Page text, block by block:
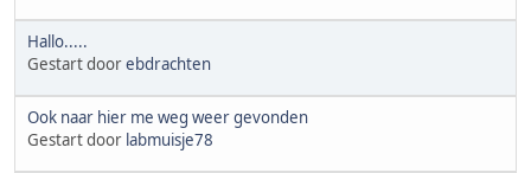
Hallo.....
Gestart doorebdrachten
Ook naar hier me weg weer gevonden
Gestart door labmuisje78